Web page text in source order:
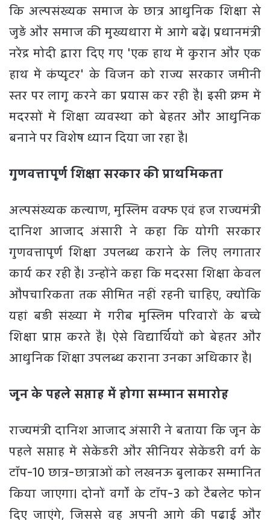
कि अल्पसंख्यक समाज के छात्र आधुनिक शिक्षा से
जुड़ें और समाज की मुख्यधारा में आगे बढ़ें। प्रधानमंत्री
नरेंद्र मोदी द्वारा दिए गए 'एक हाथ में कुरान और एक
हाथ में कंप्यूटर' के विजन को राज्य सरकार जमीनी
स्तर पर लागू करने का प्रयास कर रही है। इसी क्रम में
मदरसों में शिक्षा व्यवस्था को बेहतर और आधुनिक
बनाने पर विशेष ध्यान दिया जा रहा है।
गुणवत्तापूर्ण शिक्षा सरकार की प्राथमिकता
अल्पसंख्यक कल्याण, मुस्लिम वक्फ एवं हज राज्यमंत्री
दानिश आजाद अंसारी ने कहा कि योगी सरकार
गुणवत्तापूर्ण शिक्षा उपलब्ध कराने के लिए लगातार
कार्य कर रही है। उन्होंने कहा कि मदरसा शिक्षा केवल
औपचारिकता तक सीमित नहीं रहनी चाहिए, क्योंकि
यहां बड़ी संख्या में गरीब मुस्लिम परिवारों के बच्चे
शिक्षा प्राप्त करते हैं। ऐसे विद्यार्थियों को बेहतर और
आधुनिक शिक्षा उपलब्ध कराना उनका अधिकार है।
जून के पहले सप्ताह में होगा सम्मान समारोह
राज्यमंत्री दानिश आजाद अंसारी ने बताया कि जून के
पहले सप्ताह में सेकेंडरी और सीनियर सेकेंडरी वर्ग के
टॉप-10 छात्र-छात्राओं को लखनऊ बुलाकर सम्मानित
किया जाएगा। दोनों वर्गों के टॉप-3 को टैबलेट फोन
दिए जाएंगे, जिससे वह अपनी आगे की पढ़ाई और